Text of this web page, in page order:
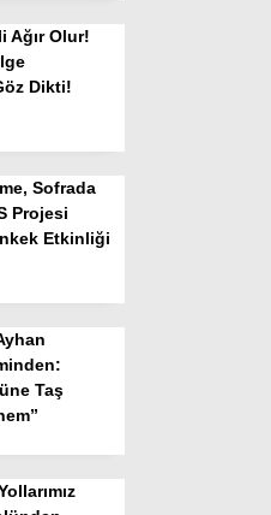
Ağır Olur!
Dikti!
Sofrada
Projesi
Etkinliği
Taş